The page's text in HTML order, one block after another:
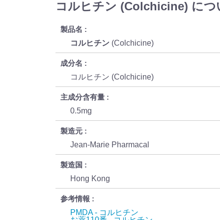
コルヒチン (Colchicine) につ
製品名
コルヒチン (Colchicine)
成分名
コルヒチン (Colchicine)
主成分含有量
0.5mg
製造元
Jean-Marie Pharmacal
製造国
Hong Kong
参考情報
PMDA - コルヒチン